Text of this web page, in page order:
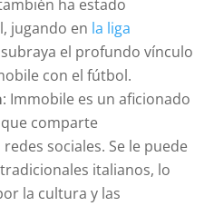
ha estado
jugando en la liga
el profundo vínculo
con el fútbol.
: Immobile es un aficionado
comparte
sociales. Se le puede
italianos, lo
la cultura y las